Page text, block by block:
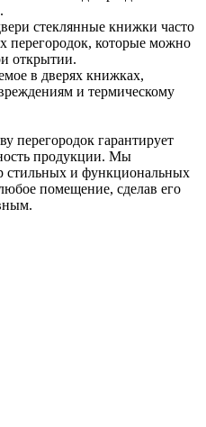
стеклянные книжки часто
перегородок, которые можно
открытии.
в дверях книжках,
и термическому
перегородок гарантирует
продукции. Мы
стильных и функциональных
помещение, сделав его